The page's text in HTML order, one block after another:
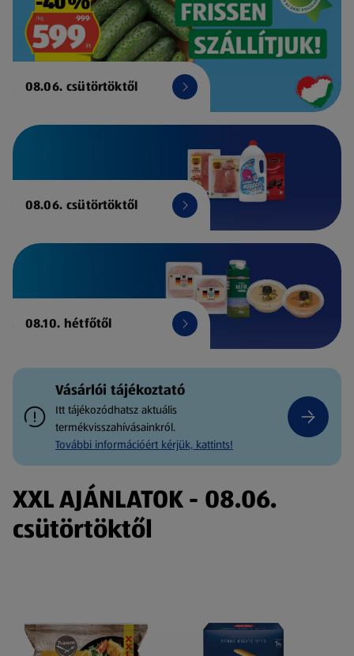
08.06. csütörtöktől
08.06. csütörtöktől
08.10. hétfőtől
Vásárlói tájékoztató
Itt tájékozódhatsz aktuális
termékvisszahívásainkról.
További információért kérjük, kattints!
XXL AJÁNLATOK - 08.06.
csütörtöktől